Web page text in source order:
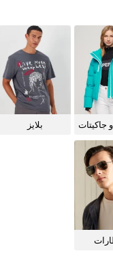
جاكيتات
بلايز